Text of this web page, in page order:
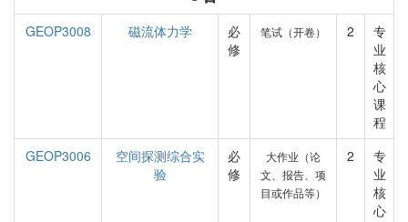
GEOP3008 磁流体力学
必
修
笔试（开卷） 2
专
业
核
心
课
程
GEOP3006
空间探测综合实
验
必
修
大作业（论
文、报告、项
目或作品等）
2
专
业
核
心